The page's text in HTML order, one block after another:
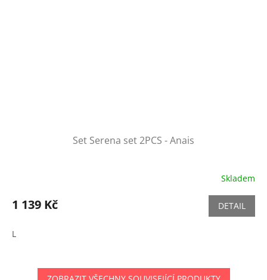
Set Serena set 2PCS - Anais
Skladem
1 139 Kč DETAIL
L